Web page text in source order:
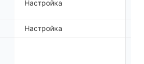
Настройка
Настройка